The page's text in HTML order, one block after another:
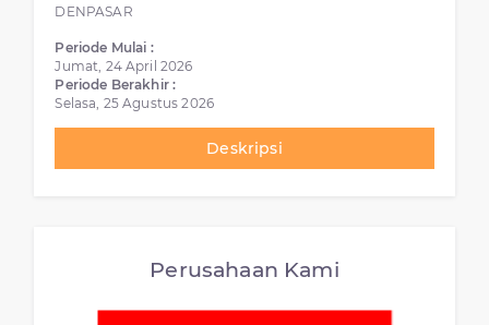
DENPASAR
Periode Mulai :
Jumat, 24 April 2026
Periode Berakhir :
Selasa, 25 Agustus 2026
Deskripsi
Perusahaan Kami